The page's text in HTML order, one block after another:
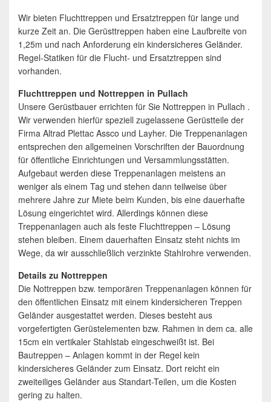
Wir bieten Fluchttreppen und Ersatztreppen für lange und
kurze Zeit an. Die Gerüsttreppen haben eine Laufbreite von
1,25m und nach Anforderung ein kindersicheres Geländer.
Regel-Statiken für die Flucht- und Ersatztreppen sind
vorhanden.
Fluchttreppen und Nottreppen in Pullach
Unsere Gerüstbauer errichten für Sie Nottreppen in Pullach .
Wir verwenden hierfür speziell zugelassene Gerüstteile der
Firma Altrad Plettac Assco und Layher. Die Treppenanlagen
entsprechen den allgemeinen Vorschriften der Bauordnung
für öffentliche Einrichtungen und Versammlungsstätten.
Aufgebaut werden diese Treppenanlagen meistens an
weniger als einem Tag und stehen dann teilweise über
mehrere Jahre zur Miete beim Kunden, bis eine dauerhafte
Lösung eingerichtet wird. Allerdings können diese
Treppenanlagen auch als feste Fluchttreppen – Lösung
stehen bleiben. Einem dauerhaften Einsatz steht nichts im
Wege, da wir ausschließlich verzinkte Stahlrohre verwenden.
Details zu Nottreppen
Die Nottreppen bzw. temporären Treppenanlagen können für
den öffentlichen Einsatz mit einem kindersicheren Treppen
Geländer ausgestattet werden. Dieses besteht aus
vorgefertigten Gerüstelementen bzw. Rahmen in dem ca. alle
15cm ein vertikaler Stahlstab eingeschweißt ist. Bei
Bautreppen – Anlagen kommt in der Regel kein
kindersicheres Geländer zum Einsatz. Dort reicht ein
zweiteiliges Geländer aus Standart-Teilen, um die Kosten
gering zu halten.